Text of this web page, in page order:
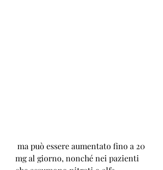
mg al giorno, nonché nei pazienti